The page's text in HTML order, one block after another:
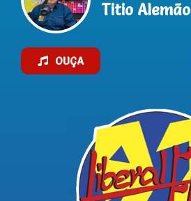
Titio Alemão
OUÇA